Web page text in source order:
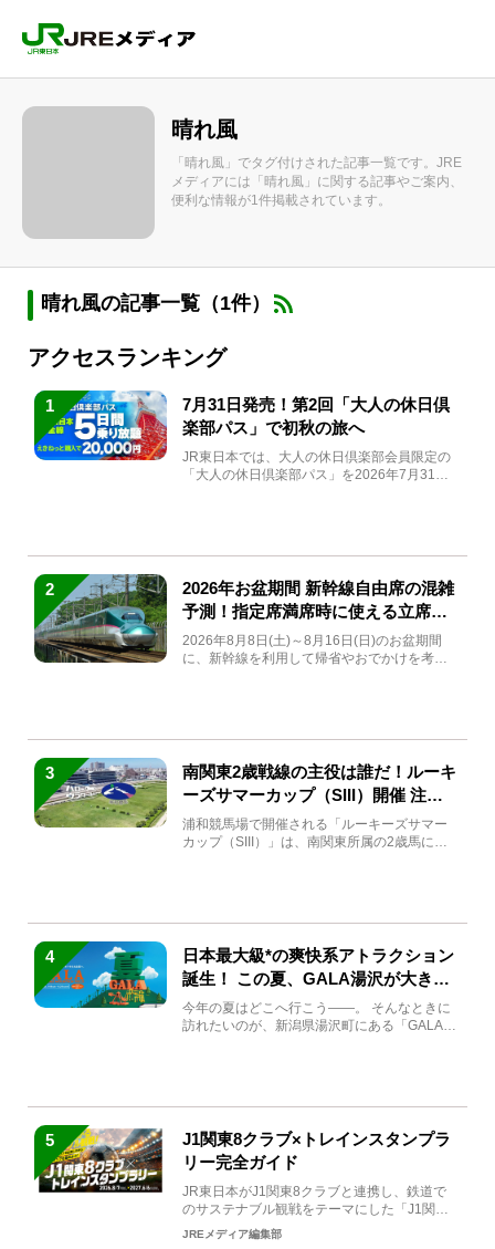
晴れ風
「晴れ風」でタグ付けされた記事一覧です。JRE
メディアには「晴れ風」に関する記事やご案内、
便利な情報が1件掲載されています。
晴れ風の記事一覧（1件）
アクセスランキング
1
7月31日発売！第2回「大人の休日倶
楽部パス」で初秋の旅へ
JR東日本では、大人の休日倶楽部会員限定の
「大人の休日倶楽部パス」を2026年7月31日
2
2026年お盆期間 新幹線自由席の混雑
予測！指定席満席時に使える立席特
急券も解説
2026年8月8日(土)～8月16日(日)のお盆期間
に、新幹線を利用して帰省やおでかけを考え
3
南関東2歳戦線の主役は誰だ！ルーキ
ーズサマーカップ（SIII）開催 注目
馬と見どころをチェック
浦和競馬場で開催される「ルーキーズサマー
カップ（SIII）」は、南関東所属の2歳馬によ
4
日本最大級*の爽快系アトラクション
誕生！ この夏、GALA湯沢が大きく
生まれ変わる
今年の夏はどこへ行こう――。 そんなときに
訪れたいのが、新潟県湯沢町にある「GALA湯
5
J1関東8クラブ×トレインスタンプラ
リー完全ガイド
JR東日本がJ1関東8クラブと連携し、鉄道で
のサステナブル観戦をテーマにした「J1関東8
クラブ×トレイン...
JREメディア編集部